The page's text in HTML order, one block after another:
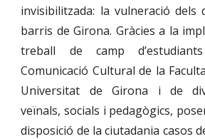
invisibilitzada: la vulneració dels
barris de Girona. Gràcies a la
treball de camp
Comunicació Cultural de la
Universitat de Girona i de
veïnals, socials i pedagògics,
disposició de la ciutadania casos